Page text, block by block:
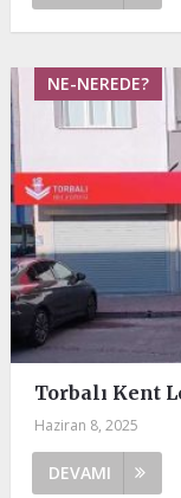
NE-NEREDE?
Torbalı Kent
Haziran 8, 2025
DEVAMI